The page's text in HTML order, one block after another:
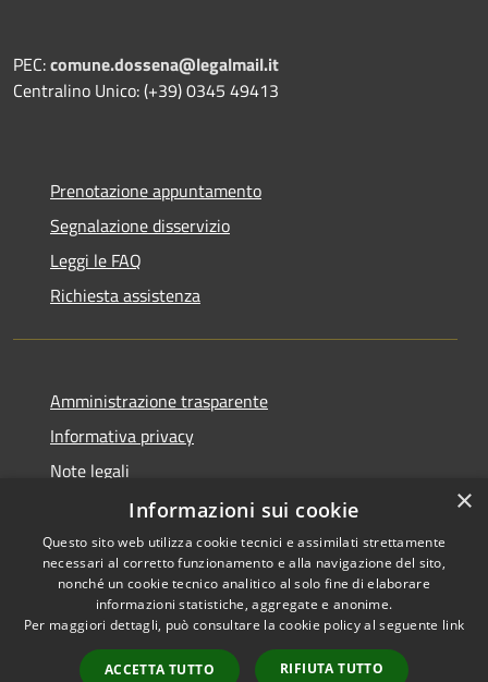
PEC:comune.dossena@legalmail.it
Centralino Unico: (+39) 0345 49413
Prenotazione appuntamento
Segnalazione disservizio
Leggi le FAQ
Richiesta assistenza
Amministrazione trasparente
Informativa privacy
Note legali
Dichiarazione di accessibilità
RSS
Accessibilità
Copyright © 2026 • Comune di
Dossena • Powered by
Municipium•
Accesso
×
Informazioni sui cookie
Questo sito web utilizza cookie tecnici e assimilati strettamente
necessari al corretto funzionamento e alla navigazione del sito,
nonché un cookie tecnico analitico al solo fine di elaborare
informazioni statistiche, aggregate e anonime.
Per maggiori dettagli, può consultare la cookie policy al seguente link
ACCETTA TUTTO RIFIUTA TUTTO